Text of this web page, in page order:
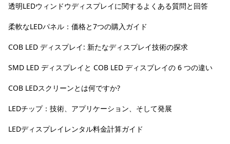
透明LEDウィンドウディスプレイに関するよくある質問と回答
柔軟なLEDパネル：価格と7つの購入ガイド
COB LED ディスプレイ: 新たなディスプレイ技術の探求
SMD LED ディスプレイと COB LED ディスプレイの 6 つの違い
COB LEDスクリーンとは何ですか?
LEDチップ：技術、アプリケーション、そして発展
LEDディスプレイレンタル料金計算ガイド